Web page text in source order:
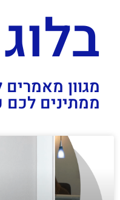
בלוג
מגוון
ממתינים לכם